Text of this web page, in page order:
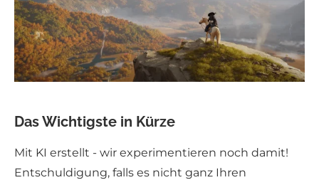
Das Wichtigste in Kürze
Mit KI erstellt - wir experimentieren noch damit!
Entschuldigung, falls es nicht ganz Ihren